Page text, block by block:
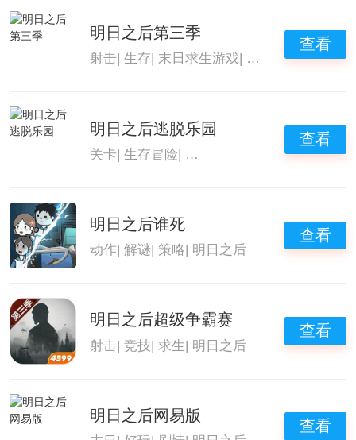
明日之后第三季
射击 |生存 |末日求生游戏 明日之后
查看
明日之后逃脱乐园
关卡|生存冒险| 自由探索世界的游戏|明日
查看
明日之后谁死
动作 |解谜 |策略 明日之后
查看
明日之后超级争霸赛
射击|竞技|求生| 明日之后
查看
明日之后网易版
查看